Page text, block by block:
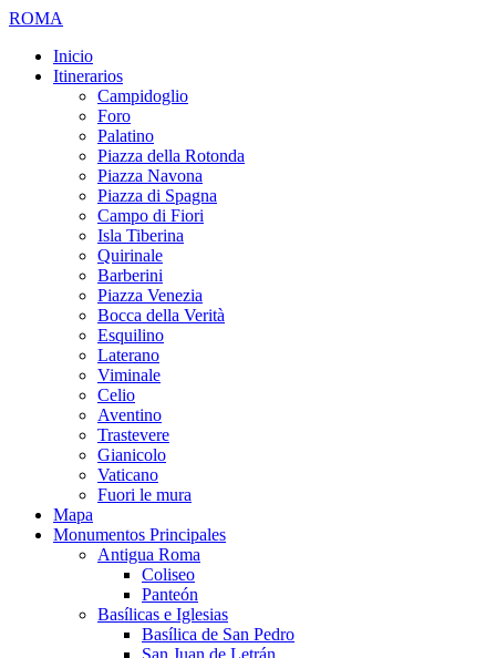
ROMA
Inicio
Itinerarios
Campidoglio
Foro
Palatino
Piazza della Rotonda
Piazza Navona
Piazza di Spagna
Campo di Fiori
Isla Tiberina
Quirinale
Barberini
Piazza Venezia
Bocca della Verità
Esquilino
Laterano
Viminale
Celio
Aventino
Trastevere
Gianicolo
Vaticano
Fuori le mura
Mapa
Monumentos Principales
Antigua Roma
Coliseo
Panteón
Basílicas e Iglesias
Basílica de San Pedro
San Juan de Letrán